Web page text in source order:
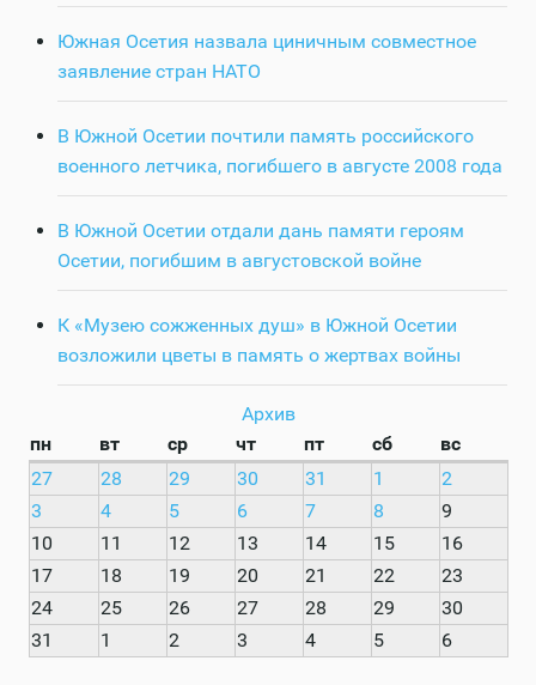
Южная Осетия назвала циничным совместное
заявление стран НАТО
В Южной Осетии почтили память российского
военного летчика, погибшего в августе 2008 года
В Южной Осетии отдали дань памяти героям
Осетии, погибшим в августовской войне
К «Музею сожженных душ» в Южной Осетии
возложили цветы в память о жертвах войны
Архив
пн
вт ср чт пт сб
вс
27
28 29 30 31 1
2
3
4 5 6 7 8
9
10
11 12 13 14 15
16
17
18 19 20 21 22
23
24
25 26 27 28 29
30
31
1 2 3 4 5 6